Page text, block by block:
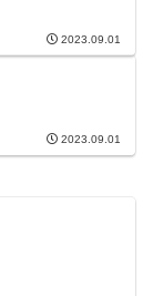
2023.09.01
2023.09.01